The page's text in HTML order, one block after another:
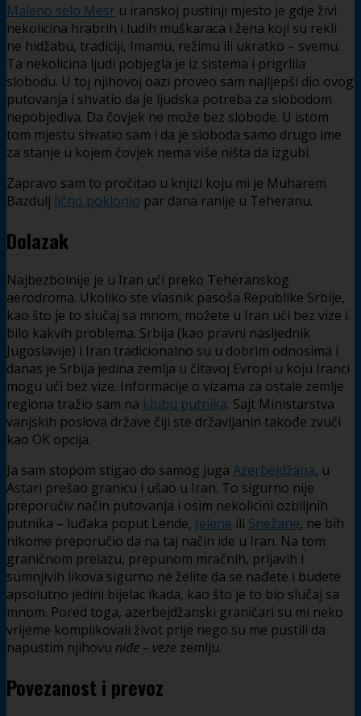
Maleno selo Mesr u iranskoj pustinji mjesto je gdje živi
nekolicina hrabrih i ludih muškaraca i žena koji su rekli
ne hidžabu, tradiciji, Imamu, režimu ili ukratko – svemu.
Ta nekolicina ljudi pobjegla je iz sistema i prigrlila
slobodu. U toj njihovoj oazi proveo sam najljepši dio ovog
putovanja i shvatio da je ljudska potreba za slobodom
nepobjediva. Da čovjek ne može bez slobode. U istom
tom mjestu shvatio sam i da je sloboda samo drugo ime
za stanje u kojem čovjek nema više ništa da izgubi.
Zapravo sam to pročitao u knjizi koju mi je Muharem
Bazdulj lično poklonio par dana ranije u Teheranu.
Dolazak
Najbezbolnije je u Iran ući preko Teheranskog
aerodroma. Ukoliko ste vlasnik pasoša Republike Srbije,
kao što je to slučaj sa mnom, možete u Iran ući bez vize i
bilo kakvih problema. Srbija (kao pravni nasljednik
Jugoslavije) i Iran tradicionalno su u dobrim odnosima i
danas je Srbija jedina zemlja u čitavoj Evropi u koju Iranci
mogu ući bez vize. Informacije o vizama za ostale zemlje
regiona tražio sam na klubu putnika. Sajt Ministarstva
vanjskih poslova države čiji ste državljanin takođe zvuči
kao OK opcija.
Ja sam stopom stigao do samog juga Azerbejdžana, u
Astari prešao granicu i ušao u Iran. To sigurno nije
preporučiv način putovanja i osim nekolicini ozbiljnih
putnika – luđaka poput Lende, Jelene ili Snežane, ne bih
nikome preporučio da na taj način ide u Iran. Na tom
graničnom prelazu, prepunom mračnih, prljavih i
sumnjivih likova sigurno ne želite da se nađete i budete
apsolutno jedini bijelac ikada, kao što je to bio slučaj sa
mnom. Pored toga, azerbejdžanski graničari su mi neko
vrijeme komplikovali život prije nego su me pustili da
napustim njihovu niđe – veze zemlju.
Povezanost i prevoz